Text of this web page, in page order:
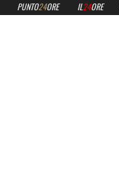
PUNTO24ORE IL24ORE